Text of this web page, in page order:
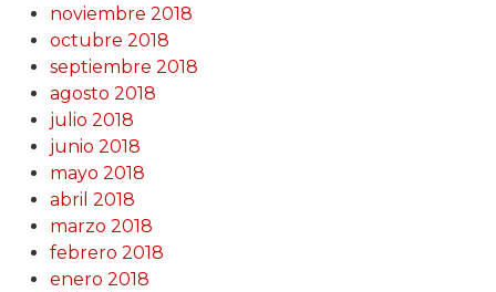
noviembre 2018
octubre 2018
septiembre 2018
agosto 2018
julio 2018
junio 2018
mayo 2018
abril 2018
marzo 2018
febrero 2018
enero 2018